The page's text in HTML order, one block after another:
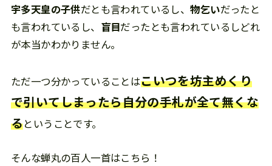
宇多天皇の子供だとも言われているし、物乞いだったと
も言われているし、 盲目だったとも言われているしどれ
が本当かわかりません。
ただ一つ分かっていることはこいつを坊主めくり
で引いてしまったら自分の手札が全て無くな
るということです。
そんな蝉丸の百人一首はこちら！